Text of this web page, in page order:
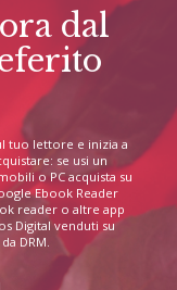
dal
tuo lettore e inizia a
se usi un
o PC acquista su
Ebook Reader
reader o altre app
Digital venduti su
DRM.